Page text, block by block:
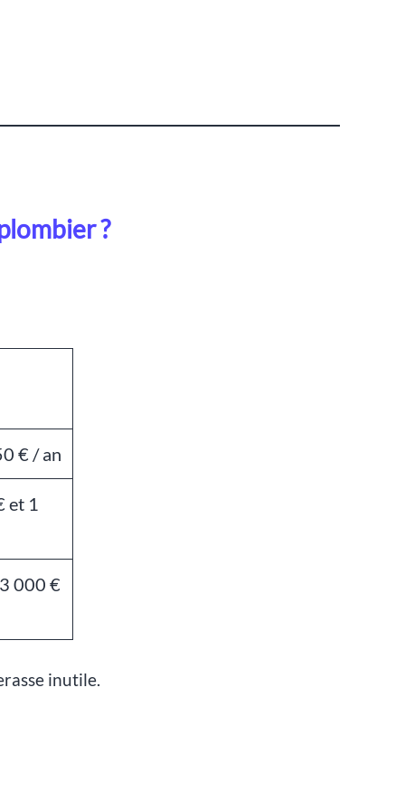
?
€ / an
et 1
000 €
inutile.